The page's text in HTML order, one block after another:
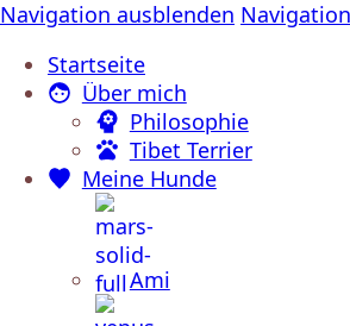
Navigation ausblenden
Startseite
Über mich
Philosophie
Tibet Terrier
Meine Hunde
Ami